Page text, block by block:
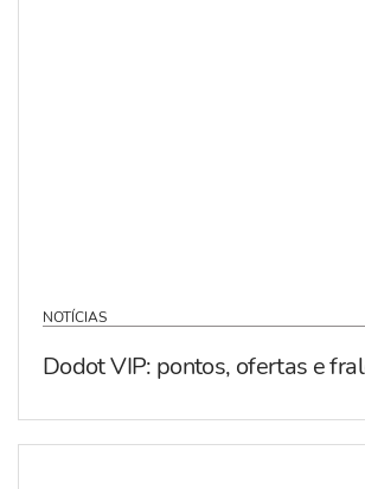
NOTÍCIAS
Dodot VIP: pontos, ofertas e